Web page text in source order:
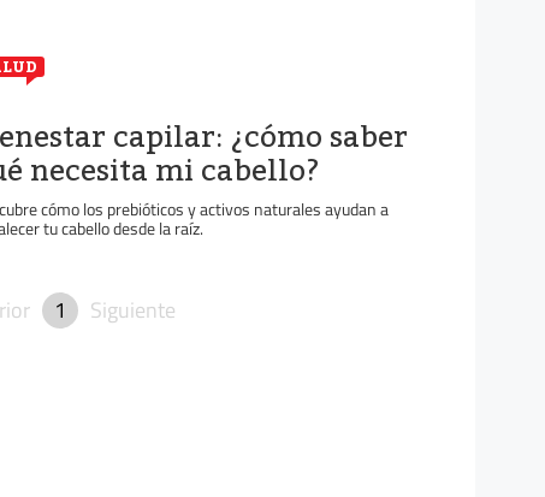
capilar: ¿cómo saber
necesita mi cabello?
cómo los prebióticos y activos naturales ayudan a
tu cabello desde la raíz.
1 Siguiente